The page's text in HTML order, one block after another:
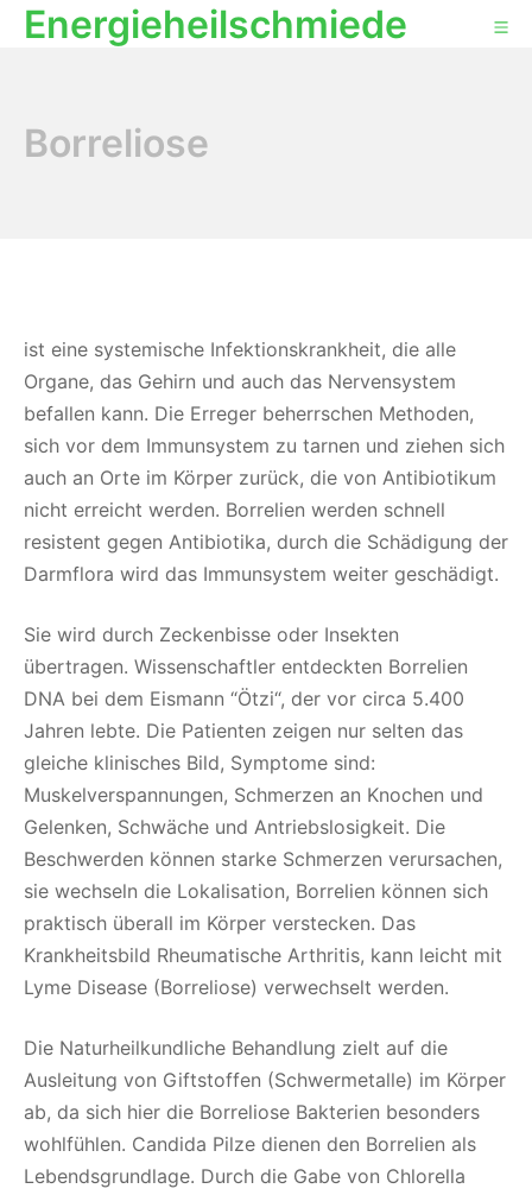
ZumEnergieheilschmiede
Borreliose
ist eine systemische Infektionskrankheit, die alle
Organe, das Gehirn und auch das Nervensystem
befallen kann. Die Erreger beherrschen Methoden,
sich vor dem Immunsystem zu tarnen und ziehen sich
auch an Orte im Körper zurück, die von Antibiotikum
nicht erreicht werden. Borrelien werden schnell
resistent gegen Antibiotika, durch die Schädigung der
Darmflora wird das Immunsystem weiter geschädigt.
Sie wird durch Zeckenbisse oder Insekten
übertragen. Wissenschaftler entdeckten Borrelien
DNA bei dem Eismann “Ötzi“, der vor circa 5.400
Jahren lebte. Die Patienten zeigen nur selten das
gleiche klinisches Bild, Symptome sind:
Muskelverspannungen, Schmerzen an Knochen und
Gelenken, Schwäche und Antriebslosigkeit. Die
Beschwerden können starke Schmerzen verursachen,
sie wechseln die Lokalisation, Borrelien können sich
praktisch überall im Körper verstecken. Das
Krankheitsbild Rheumatische Arthritis, kann leicht mit
Lyme Disease (Borreliose) verwechselt werden.
Die Naturheilkundliche Behandlung zielt auf die
Ausleitung von Giftstoffen (Schwermetalle) im Körper
ab, da sich hier die Borreliose Bakterien besonders
wohlfühlen. Candida Pilze dienen den Borrelien als
Lebendsgrundlage. Durch die Gabe von Chlorella